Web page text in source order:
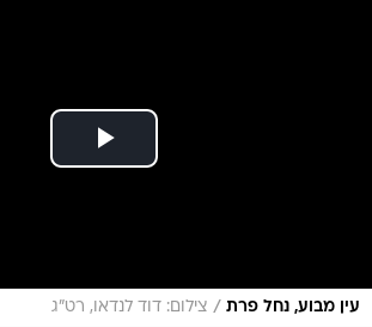
עין מבוע, נחל פרת / צילום: דוד לנדאו, רט"ג